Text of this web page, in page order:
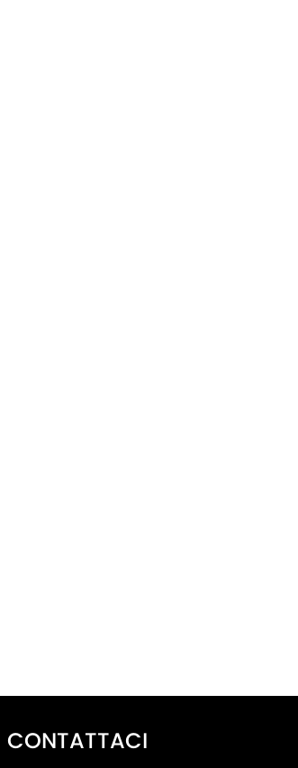
CONTATTACI